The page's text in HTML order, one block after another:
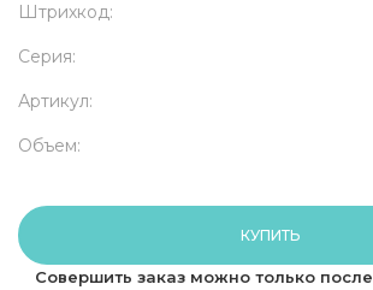
Штрихкод:
Серия:
Артикул:
Объем:
КУПИТЬ
Совершить заказ можно только после